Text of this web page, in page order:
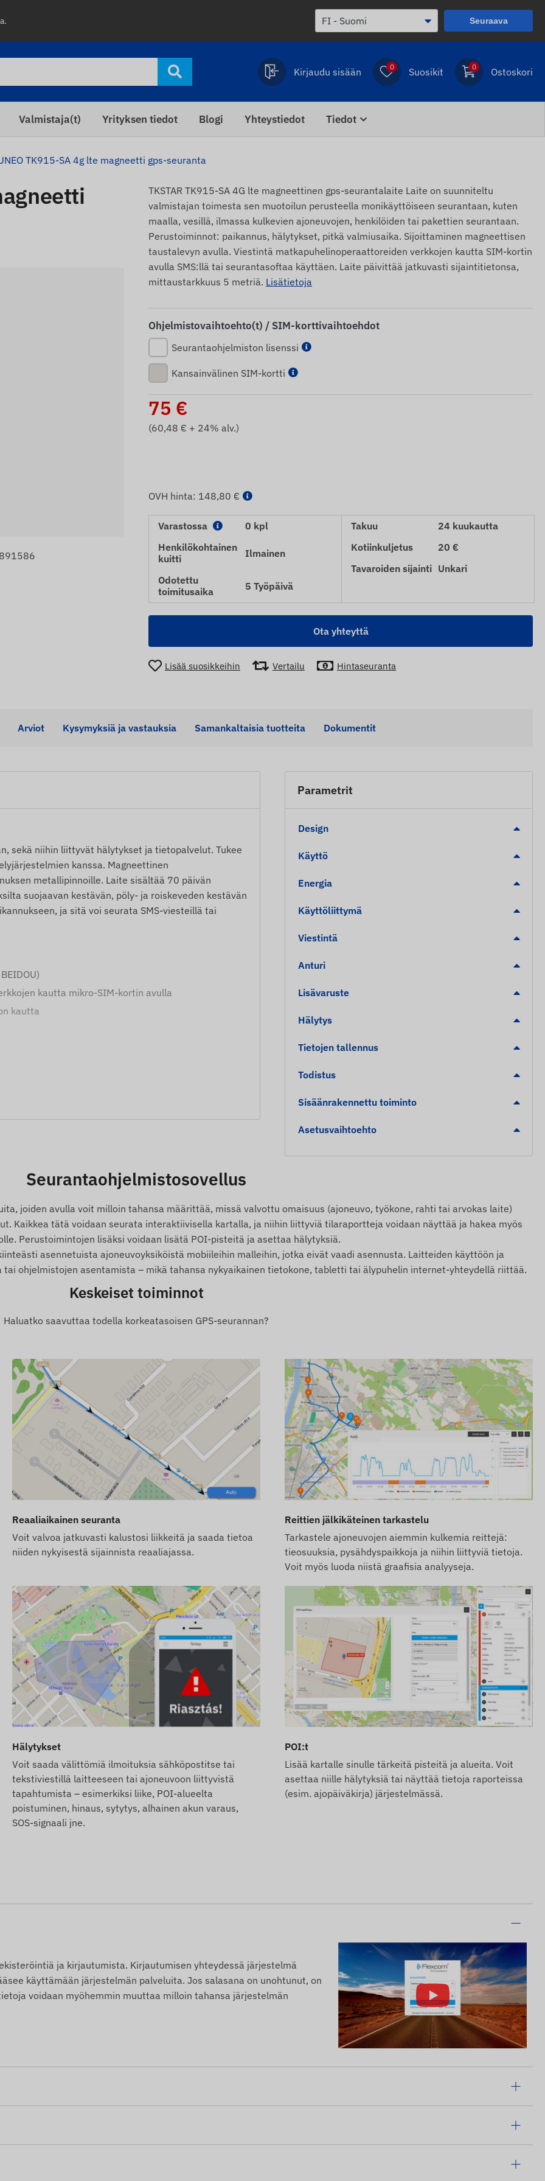
Seuraava
Kirjaudu sisään 0 Suosikit 0 Ostoskori
Valmistaja(t) Yrityksen tiedot Blogi Yhteystiedot Tiedot
TK915-SA 4g lte magneetti gps-seuranta
TKSTAR TK915-SA 4G lte magneettinen gps-seurantalaite Laite on suunniteltu
valmistajan toimesta sen muotoilun perusteella monikäyttöiseen seurantaan, kuten
maalla, vesillä, ilmassa kulkevien ajoneuvojen, henkilöiden tai pakettien seurantaan.
Perustoiminnot: paikannus, hälytykset, pitkä valmiusaika. Sijoittaminen magneettisen
taustalevyn avulla. Viestintä matkapuhelinoperaattoreiden verkkojen kautta SIM-kortin
avulla SMS:llä tai seurantasoftaa käyttäen. Laite päivittää jatkuvasti sijaintitietonsa,
mittaustarkkuus 5 metriä. Lisätietoja
Ohjelmistovaihtoehto(t) / SIM-korttivaihtoehdot
Seurantaohjelmiston lisenssi
Kansainvälinen SIM-kortti
75 €
(60,48 € + 24% alv.)
OVH hinta: 148,80 €
Varastossa
0 kpl
Henkilökohtainen
kuitti
Ilmainen
Odotettu
toimitusaika
5 Työpäivä
Takuu
24 kuukautta
Kotiinkuljetus
20 €
Tavaroiden sijainti Unkari
Ota yhteyttä
Lisää suosikkeihin Vertailu Hintaseuranta
Arviot Kysymyksiä ja vastauksia Samankaltaisia ​​tuotteita Dokumentit
sekä niihin liittyvät hälytykset ja tietopalvelut. Tukee
kanssa. Magneettinen
metallipinnoille. Laite sisältää 70 päivän
suojaavan kestävän, pöly- ja roiskeveden kestävän
ja sitä voi seurata SMS-viesteillä tai
kautta mikro-SIM-kortin avulla
kautta
ja
tiedonkeruun ja siirron sekä viestinnän omistajan
ja käsittelyjärjestelmään. Laite viestii
SIM-kortin avulla.
kanssa:
sen tehdasasetuksilla. SIM-kortin, sen
hankinta on sinun vastuullasi.
SIM-korttia, toimitamme laitteen rekisteröitynä
asetukset ja käyttö ovat edelleen sinun
kortin meiltä, toimitamme laitteen ja SIM-kortin
kortin jatkuvasta käytöstä – sinun ei tarvitse
SMS-hälytystoimintoa sähköposti-
laitteeseen liittyvistä tuotteista.
ja kuvien jatkuvan päivityksen ja tarkkuuden.
muuttaa tuotetietoja tai pakkausta ilman
voi poiketa hieman kuvissa esitetystä.
Parametrit
Design
Käyttö
Energia
Käyttöliittymä
Viestintä
Anturi
Lisävaruste
Hälytys
Tietojen tallennus
Todistus
Sisäänrakennettu toiminto
Asetusvaihtoehto
Seurantaohjelmistosovellus
joiden avulla voit milloin tahansa määrittää, missä valvottu omaisuus (ajoneuvo, työkone, rahti tai arvokas laite)
Kaikkea tätä voidaan seurata interaktiivisella kartalla, ja niihin liittyviä tilaraportteja voidaan näyttää ja hakea myös
Perustoimintojen lisäksi voidaan lisätä POI-pisteitä ja asettaa hälytyksiä.
asennetuista ajoneuvoyksiköistä mobiileihin malleihin, jotka eivät vaadi asennusta. Laitteiden käyttöön ja
ohjelmistojen asentamista – mikä tahansa nykyaikainen tietokone, tabletti tai älypuhelin internet-yhteydellä riittää.
Keskeiset toiminnot
Haluatko saavuttaa todella korkeatasoisen GPS-seurannan?
Reaaliaikainen seuranta
Voit valvoa jatkuvasti kalustosi liikkeitä ja saada tietoa
niiden nykyisestä sijainnista reaaliajassa.
Reittien jälkikäteinen tarkastelu
Tarkastele ajoneuvojen aiemmin kulkemia reittejä:
tieosuuksia, pysähdyspaikkoja ja niihin liittyviä tietoja.
Voit myös luoda niistä graafisia analyyseja.
Hälytykset
Voit saada välittömiä ilmoituksia sähköpostitse tai
tekstiviestillä laitteeseen tai ajoneuvoon liittyvistä
tapahtumista – esimerkiksi liike, POI-alueelta
poistuminen, hinaus, sytytys, alhainen akun varaus,
SOS-signaali jne.
POI:t
Lisää kartalle sinulle tärkeitä pisteitä ja alueita. Voit
asettaa niille hälytyksiä tai näyttää tietoja raporteissa
(esim. ajopäiväkirja) järjestelmässä.
ja kirjautumista. Kirjautumisen yhteydessä järjestelmä
käyttämään järjestelmän palveluita. Jos salasana on unohtunut, on
voidaan myöhemmin muuttaa milloin tahansa järjestelmän